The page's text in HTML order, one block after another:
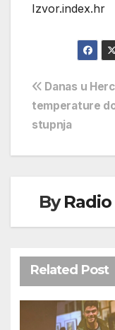
Izvor.index.hr
objava
Danas u
temperature
stupnja
By
Related Post